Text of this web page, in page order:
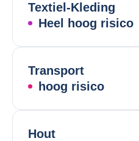
Textiel-Kleding
Heel hoog risico
Transport
hoog risico
Hout